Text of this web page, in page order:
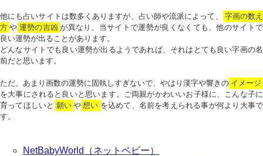
他にも占いサイトは数多くありますが、占い師や流派によって、
字画の数え
方 や 運勢の吉凶 が異なり、当サイトで運勢が良くなくても、他のサイトで
良い運勢が出ることがあります。
どんなサイトでも良い運勢が出るようであれば、それはとても良い字画の名
前だと思います。
ただ、あまり画数の運勢に固執しすぎないで、やはり漢字や響きの イメージ
を大事にされると良いと思います。ご両親がかわいいお子様に、こんな子に
育ってほしいと 願い や 想い を込めて、名前を考えられる事が何より大事で
す。
NetBabyWorld（ネットベビー）